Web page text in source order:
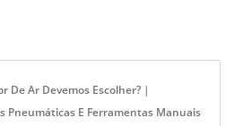
De Ar Devemos Escolher? |
Pneumáticas E Ferramentas Manuais